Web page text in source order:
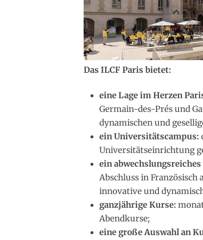
Das ILCF Paris bietet:
eine Lage im Herzen
Germain-des-Prés und
dynamischen und
ein Universitätscampus:
Universitätseinrichtung
ein
Abschluss in
innovative und
ganzjährige Kurse:
Abendkurse;
eine große Auswahl an